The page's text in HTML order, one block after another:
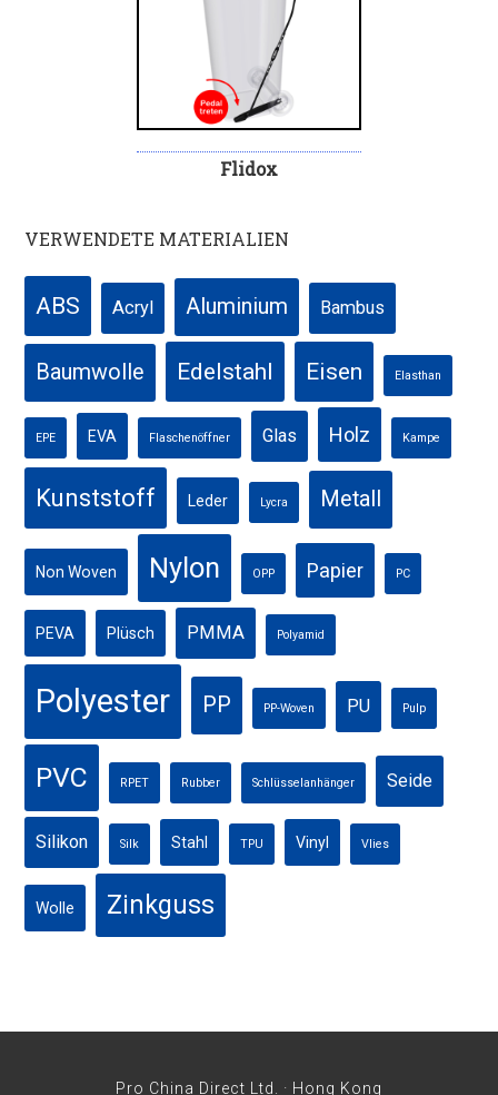
Flidox
VERWENDETE MATERIALIEN
ABS Acryl Aluminium Bambus
Baumwolle Edelstahl Eisen Elasthan
EPE EVA Flaschenöffner Glas Holz Kampe
Kunststoff Leder Lycra Metall
Non Woven Nylon OPP Papier PC
PEVA Plüsch PMMA Polyamid
Polyester PP PP-Woven PU Pulp
PVC RPET Rubber Schlüsselanhänger Seide
Silikon Silk Stahl TPU Vinyl Vlies
Wolle Zinkguss
Pro China Direct Ltd. · Hong Kong